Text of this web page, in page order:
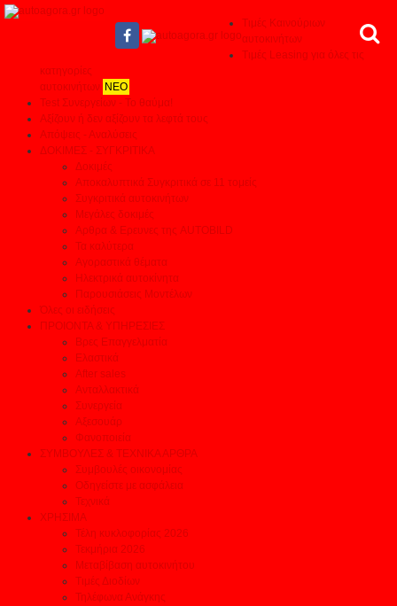
Τιμές Καινούριων
αυτοκινήτων
Τιμές Leasing για όλες τις
κατηγορίες
αυτοκινήτων ΝΕΟ
Test Συνεργείων - Το θαύμα!
Αξίζουν ή δεν αξίζουν τα λεφτά τους
Απόψεις - Αναλύσεις
ΔΟΚΙΜΕΣ - ΣΥΓΚΡΙΤΙΚΑ
Δοκιμές
Αποκαλυπτικά Συγκριτικά σε 11 τομείς
Συγκριτικά αυτοκινήτων
Μεγάλες δοκιμές
Αρθρα & Ερευνες της AUTOBILD
Τα καλύτερα
Αγοραστικά θέματα
Ηλεκτρικά αυτοκίνητα
Παρουσιάσεις Μοντέλων
Όλες οι ειδήσεις
ΠΡΟΙΟΝΤΑ & ΥΠΗΡΕΣΙΕΣ
Βρες Επαγγελματία
Ελαστικά
After sales
Ανταλλακτικά
Συνεργεία
Αξεσουάρ
Φανοποιεία
ΣΥΜΒΟΥΛΕΣ & ΤΕΧΝΙΚΑ ΑΡΘΡΑ
Συμβουλές οικονομίας
Οδηγείστε με ασφάλεια
Τεχνικά
ΧΡΗΣΙΜΑ
Τέλη κυκλοφορίας 2026
Τεκμήρια 2026
Μεταβίβαση αυτοκινήτου
Τιμές Διοδίων
Τηλέφωνα Ανάγκης